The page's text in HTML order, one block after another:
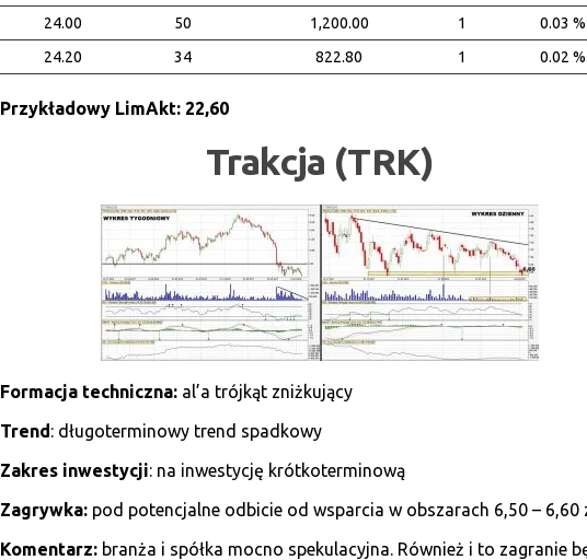
24.00
50 1,200.00 1
0.03 %
24.20
34 822.80 1 0.02 %
Przykładowy LimAkt: 22,60
Trakcja (TRK)
Formacja techniczna: al’a trójkąt zniżkujący
Trend: długoterminowy trend spadkowy
Zakres inwestycji: na inwestycję krótkoterminową
Zagrywka:pod potencjalne odbicie od wsparcia w obszarach 6,50 – 6,60
Komentarz: branża i spółka mocno spekulacyjna. Również i to zagranie